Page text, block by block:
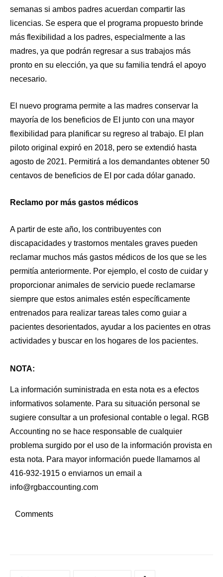
semanas si ambos padres acuerdan compartir las
licencias. Se espera que el programa propuesto brinde
más flexibilidad a los padres, especialmente a las
madres, ya que podrán regresar a sus trabajos más
pronto en su elección, ya que su familia tendrá el apoyo
necesario.
El nuevo programa permite a las madres conservar la
mayoría de los beneficios de EI junto con una mayor
flexibilidad para planificar su regreso al trabajo. El plan
piloto original expiró en 2018, pero se extendió hasta
agosto de 2021. Permitirá a los demandantes obtener 50
centavos de beneficios de EI por cada dólar ganado.
Reclamo por más gastos médicos
A partir de este año, los contribuyentes con
discapacidades y trastornos mentales graves pueden
reclamar muchos más gastos médicos de los que se les
permitía anteriormente. Por ejemplo, el costo de cuidar y
proporcionar animales de servicio puede reclamarse
siempre que estos animales estén específicamente
entrenados para realizar tareas tales como guiar a
pacientes desorientados, ayudar a los pacientes en otras
actividades y buscar en los hogares de los pacientes.
NOTA:
La información suministrada en esta nota es a efectos
informativos solamente. Para su situación personal se
sugiere consultar a un profesional contable o legal. RGB
Accounting no se hace responsable de cualquier
problema surgido por el uso de la información provista en
esta nota. Para mayor información puede llamarnos al
416-932-1915 o enviarnos un email a
info@rgbaccounting.com
Comments